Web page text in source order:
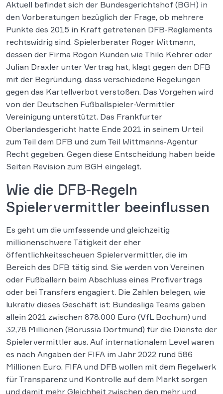
Aktuell befindet sich der Bundesgerichtshof (BGH) in
den Vorberatungen bezüglich der Frage, ob mehrere
Punkte des 2015 in Kraft getretenen DFB-Reglements
rechtswidrig sind. Spielerberater Roger Wittmann,
dessen der Firma Rogon Kunden wie Thilo Kehrer oder
Julian Draxler unter Vertrag hat, klagt gegen den DFB
mit der Begründung, dass verschiedene Regelungen
gegen das Kartellverbot verstoßen. Das Vorgehen wird
von der Deutschen Fußballspieler-Vermittler
Vereinigung unterstützt. Das Frankfurter
Oberlandesgericht hatte Ende 2021 in seinem Urteil
zum Teil dem DFB und zum Teil Wittmanns-Agentur
Recht gegeben. Gegen diese Entscheidung haben beide
Seiten Revision zum BGH eingelegt.
Wie die DFB-Regeln
Spielervermittler beeinflussen
Es geht um die umfassende und gleichzeitig
millionenschwere Tätigkeit der eher
öffentlichkeitsscheuen Spielervermittler, die im
Bereich des DFB tätig sind. Sie werden von Vereinen
oder Fußballern beim Abschluss eines Profivertrags
oder bei Transfers engagiert. Die Zahlen belegen, wie
lukrativ dieses Geschäft ist: Bundesliga Teams gaben
allein 2021 zwischen 878.000 Euro (VfL Bochum) und
32,78 Millionen (Borussia Dortmund) für die Dienste der
Spielervermittler aus. Auf internationalem Level waren
es nach Angaben der FIFA im Jahr 2022 rund 586
Millionen Euro. FIFA und DFB wollen mit dem Regelwerk
für Transparenz und Kontrolle auf dem Markt sorgen
und damit mehr Gleichheit zwischen den mehr und